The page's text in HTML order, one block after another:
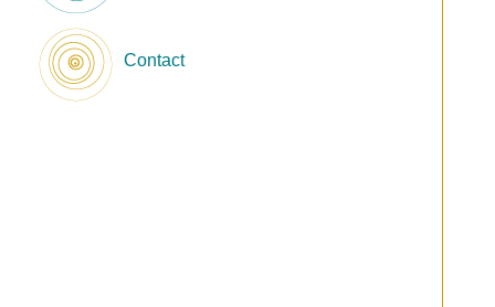
Contact